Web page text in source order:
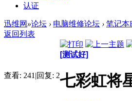
认证
迅维网 »论坛 › 电脑维修论坛 › 笔记本
返回列表
查看: 241 |回复: 2
[测试好]
七彩虹将